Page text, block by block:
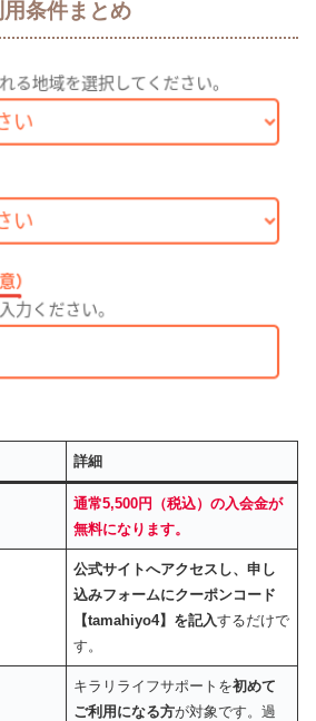
条件まとめ
詳細
通常5,500円（税込）の入会金が
無料になります。
公式サイトへアクセスし、申し
込みフォームにクーポンコード
【tamahiyo4】を記入するだけで
す。
キラリライフサポートを初めて
ご利用になる方が対象です。過